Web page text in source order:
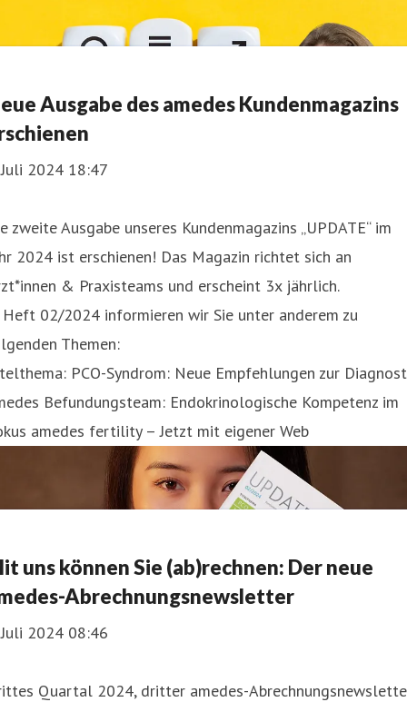
Ausgabe des amedes Kundenmagazins
2024 18:47
zweite Ausgabe unseres Kundenmagazins „UPDATE“ im
2024 ist erschienen! Das Magazin richtet sich an
& Praxisteams und erscheint 3x jährlich.
02/2024 informieren wir Sie unter anderem zu
Themen:
PCO-Syndrom: Neue Empfehlungen zur
Befundungsteam: Endokrinologische Kompetenz im
amedes fertility – Jetzt mit eigener Web
uns können Sie (ab)rechnen: Der neue
Abrechnungsnewsletter
2024 08:46
Quartal 2024, dritter amedes-